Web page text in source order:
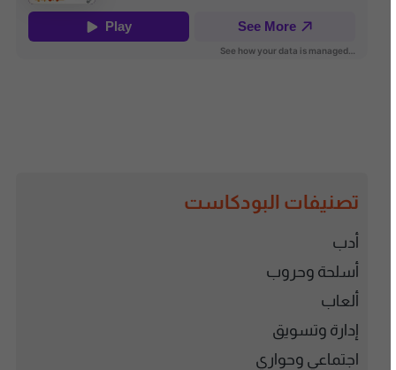
تصنيفات البودكاست
أدب
أسلحة وحروب
ألعاب
إدارة وتسويق
اجتماعي وحواري